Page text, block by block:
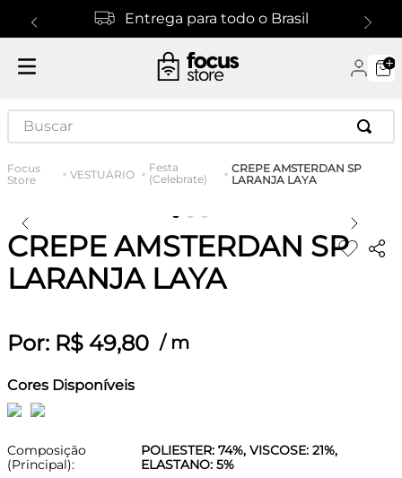
Entrega para todo o Brasil
Buscar
VESTUÁRIO
Festa
(Celebrate)
CREPE AMSTERDAN SP
LARANJA LAYA
CREPE AMSTERDAN SP
LARANJA LAYA
Por: R$ 49,80 / m
Cores Disponíveis
Composição
(Principal):
POLIESTER: 74%, VISCOSE: 21%,
ELASTANO: 5%